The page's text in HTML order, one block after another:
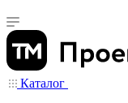
Каталог